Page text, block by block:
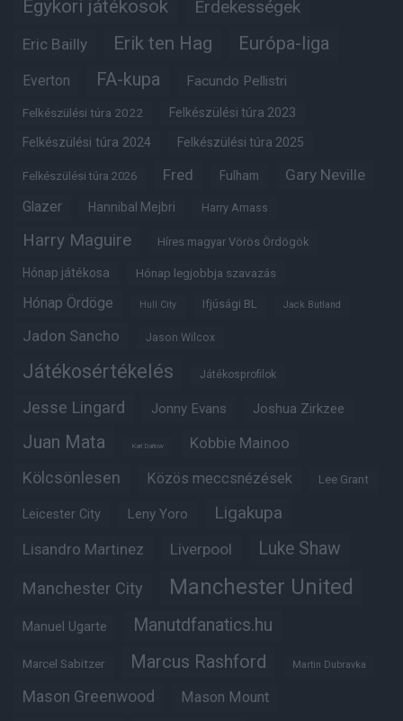
Egykori játékosok Érdekességek
Eric Bailly Erik ten Hag Európa-liga
Everton FA-kupa Facundo Pellistri
Felkészülési túra 2022 Felkészülési túra 2023
Felkészülési túra 2024 Felkészülési túra 2025
Felkészülési túra 2026 Fred Fulham Gary Neville
Glazer Hannibal Mejbri Harry Amass
Harry Maguire Híres magyar Vörös Ördögök
Hónap játékosa Hónap legjobbja szavazás
Hónap Ördöge Hull City Ifjúsági BL Jack Butland
Jadon Sancho Jason Wilcox
Játékosértékelés Játékosprofilok
Jesse Lingard Jonny Evans Joshua Zirkzee
Juan Mata Karl Darlow Kobbie Mainoo
Kölcsönlesen Közös meccsnézések Lee Grant
Leicester City Leny Yoro Ligakupa
Lisandro Martinez Liverpool Luke Shaw
Manchester City Manchester United
Manuel Ugarte Manutdfanatics.hu
Marcel Sabitzer Marcus Rashford Martin Dubravka
Mason Greenwood Mason Mount